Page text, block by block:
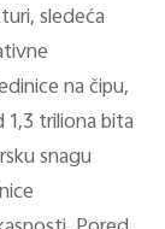
sledeća
na čipu,
triliona bita
snagu